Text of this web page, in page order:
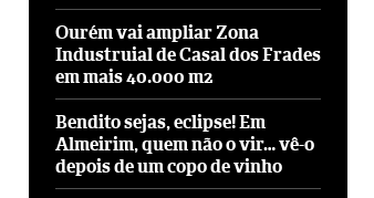
Ourém vai ampliar Zona
Industruial de Casal dos Frades
em mais 40.000 m2
Bendito sejas, eclipse! Em
Almeirim, quem não o vir… vê-o
depois de um copo de vinho